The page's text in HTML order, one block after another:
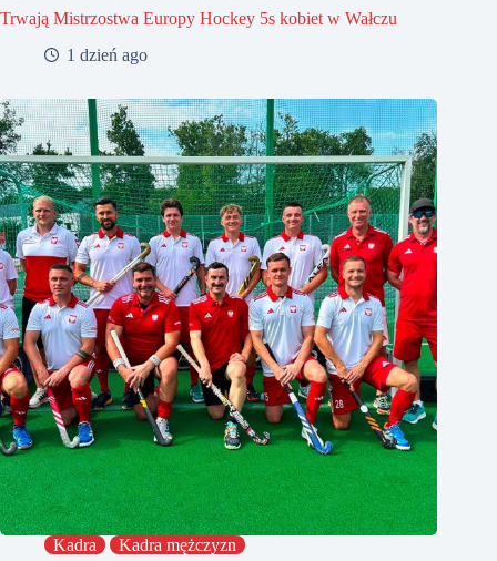
Trwają Mistrzostwa Europy Hockey 5s kobiet w Wałczu
1 dzień ago
Kadra Kadra mężczyzn